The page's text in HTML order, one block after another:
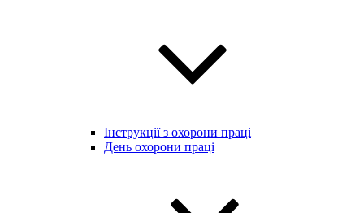
Інструкції з охорони праці
День охорони праці